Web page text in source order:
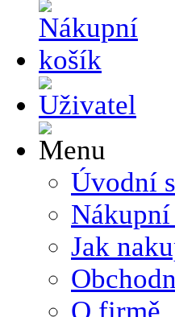
Úvodní
Jak